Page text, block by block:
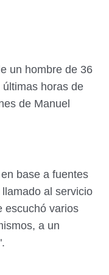
un hombre de 36
horas de
de Manuel
base a fuentes
al servicio
escuchó varios
a un